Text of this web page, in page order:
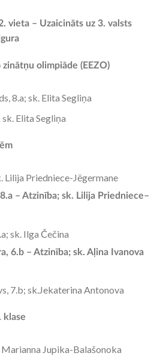
vieta – Uzaicināts uz 3. valsts
olimpiāde (EEZO)
8.a; sk. Elita Segliņa
8.a; sk. Elita Segliņa
Lilija Priedniece-Jēgermane
– Atzinība; sk. Lilija Priedniece–
sk. Ilga Čečina
6.b – Atzinība; sk. Aļina Ivanova
7.b; sk.Jekaterina Antonova
klase
Marianna Jupika-Balašonoka